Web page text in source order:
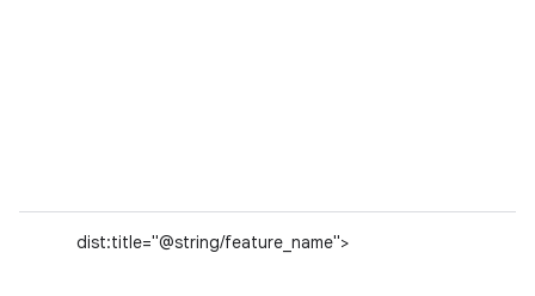
dist:title="@string/feature_name">